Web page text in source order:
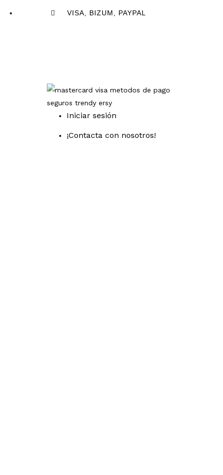
VISA, BIZUM, PAYPAL
Iniciar sesión
¡Contacta con nosotros!